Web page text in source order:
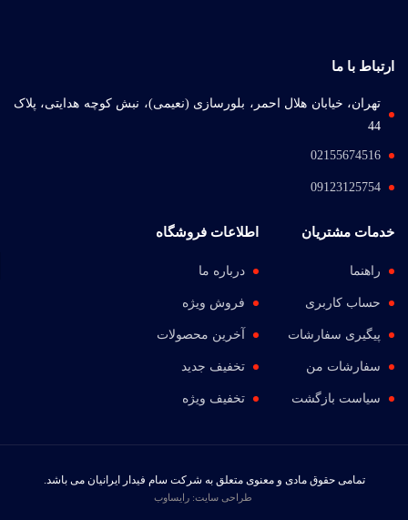
ارتباط با ما
تهران، خیابان هلال احمر، بلورسازی (نعیمی)، نبش کوچه هدایتی، پلاک
02155674516
09123125754
خدمات مشتریان
راهنما
حساب کاربری
پیگیری سفارشات
سفارشات من
سیاست بازگشت
اطلاعات فروشگاه
درباره ما
فروش ویژه
آخرین محصولات
تخفیف جدید
تخفیف ویژه
تمامی حقوق مادی و معنوی متعلق به شرکت سام فیدار ایرانیان می باشد.
طراحی سایت: رایساوب